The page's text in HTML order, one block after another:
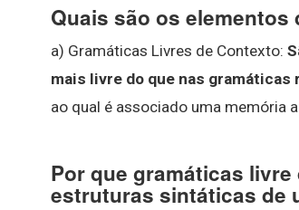
Quais são os
a) Gramáticas Livres de Contexto:
mais livre do que nas gramáticas
ao qual é associado uma memória
Por que gramáticas
estruturas sintáticas de